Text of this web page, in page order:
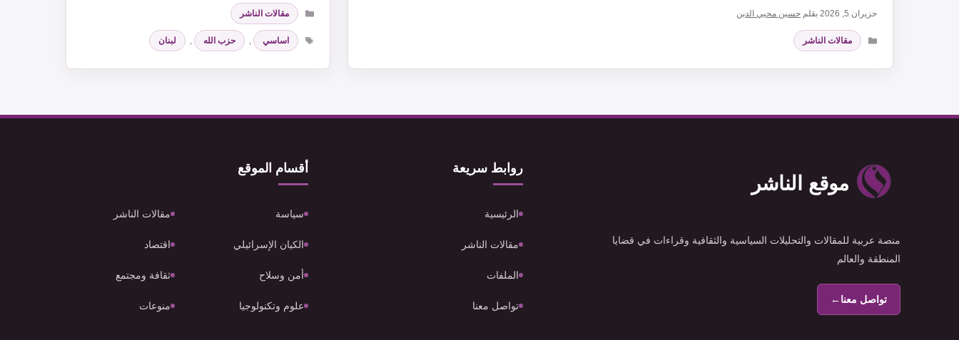
حزيران 5, 2026 بقلم حسين محيي الدين
التصنيفات
مقالات الناشر
التصنيفات
مقالات الناشر
الوسوم
اساسي , حزب الله , لبنان
موقع الناشر
منصة عربية للمقالات والتحليلات السياسية والثقافية وقراءات في قضايا
المنطقة والعالم
تواصل معنا←
روابط سريعة
الرئيسية
مقالات الناشر
الملفات
تواصل معنا
أقسام الموقع
سياسة مقالات الناشر
الكيان الإسرائيلي اقتصاد
أمن وسلاح ثقافة ومجتمع
علوم وتكنولوجيا منوعات